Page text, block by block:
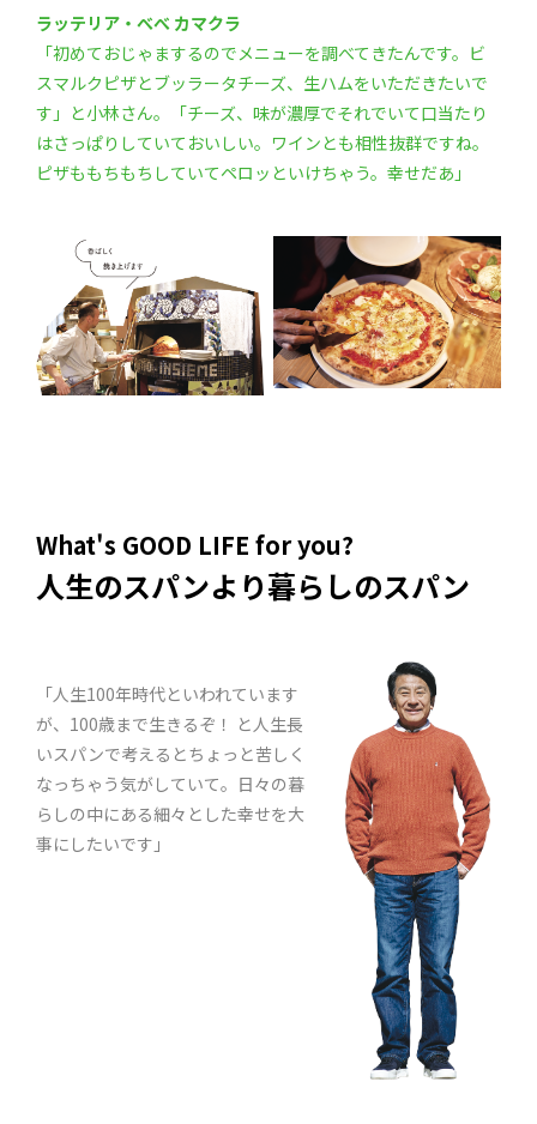
ラッテリア・べべ カマクラ
「初めておじゃまするのでメニューを調べてきたんです。ビ
スマルクピザとブッラータチーズ、生ハムをいただきたいで
す」と小林さん。「チーズ、味が濃厚でそれでいて口当たり
はさっぱりしていておいしい。ワインとも相性抜群ですね。
ピザももちもちしていてペロッといけちゃう。幸せだあ」
What's GOOD LIFE for you?
人生のスパンより暮らしのスパン
「人生100年時代といわれています
が、100歳まで生きるぞ！ と人生長
いスパンで考えるとちょっと苦しく
なっちゃう気がしていて。日々の暮
らしの中にある細々とした幸せを大
事にしたいです」